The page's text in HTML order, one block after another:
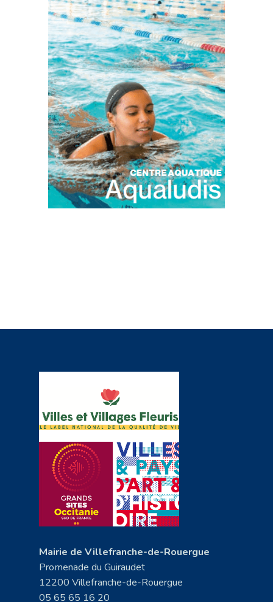
Mairie de Villefranche-de-Rouergue
Promenade du Guiraudet
12200 Villefranche-de-Rouergue
05 65 65 16 20